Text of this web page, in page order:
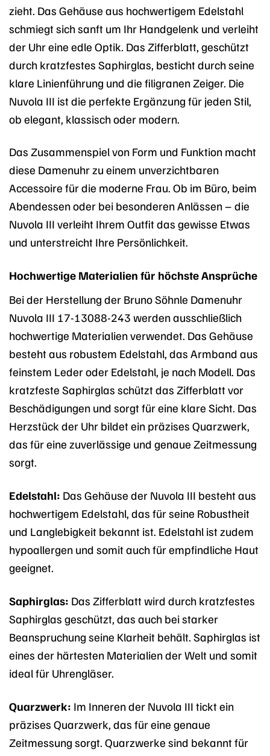
zieht. Das Gehäuse aus hochwertigem Edelstahl
schmiegt sich sanft um Ihr Handgelenk und verleiht
der Uhr eine edle Optik. Das Zifferblatt, geschützt
durch kratzfestes Saphirglas, besticht durch seine
klare Linienführung und die filigranen Zeiger. Die
Nuvola III ist die perfekte Ergänzung für jeden Stil,
ob elegant, klassisch oder modern.
Das Zusammenspiel von Form und Funktion macht
diese Damenuhr zu einem unverzichtbaren
Accessoire für die moderne Frau. Ob im Büro, beim
Abendessen oder bei besonderen Anlässen – die
Nuvola III verleiht Ihrem Outfit das gewisse Etwas
und unterstreicht Ihre Persönlichkeit.
Hochwertige Materialien für höchste Ansprüche
Bei der Herstellung der Bruno Söhnle Damenuhr
Nuvola III 17-13088-243 werden ausschließlich
hochwertige Materialien verwendet. Das Gehäuse
besteht aus robustem Edelstahl, das Armband aus
feinstem Leder oder Edelstahl, je nach Modell. Das
kratzfeste Saphirglas schützt das Zifferblatt vor
Beschädigungen und sorgt für eine klare Sicht. Das
Herzstück der Uhr bildet ein präzises Quarzwerk,
das für eine zuverlässige und genaue Zeitmessung
sorgt.
Edelstahl: Das Gehäuse der Nuvola III besteht aus
hochwertigem Edelstahl, das für seine Robustheit
und Langlebigkeit bekannt ist. Edelstahl ist zudem
hypoallergen und somit auch für empfindliche Haut
geeignet.
Saphirglas: Das Zifferblatt wird durch kratzfestes
Saphirglas geschützt, das auch bei starker
Beanspruchung seine Klarheit behält. Saphirglas ist
eines der härtesten Materialien der Welt und somit
ideal für Uhrengläser.
Quarzwerk: Im Inneren der Nuvola III tickt ein
präzises Quarzwerk, das für eine genaue
Zeitmessung sorgt. Quarzwerke sind bekannt für